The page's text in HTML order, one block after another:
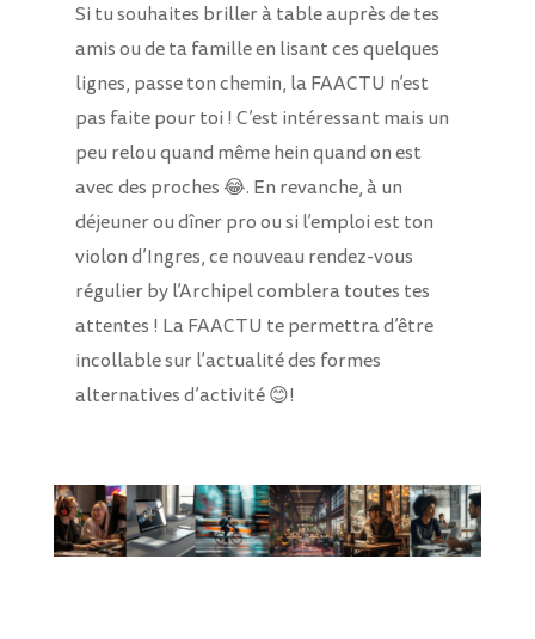
Si tu souhaites briller à table auprès de tes
amis ou de ta famille en lisant ces quelques
lignes, passe ton chemin, la FAACTU n’est
pas faite pour toi ! C’est intéressant mais un
peu relou quand même hein quand on est
avec des proches 😂. En revanche, à un
déjeuner ou dîner pro ou si l’emploi est ton
violon d’Ingres, ce nouveau rendez-vous
régulier by l’Archipel comblera toutes tes
attentes ! La FAACTU te permettra d’être
incollable sur l’actualité des formes
alternatives d’activité 😊!